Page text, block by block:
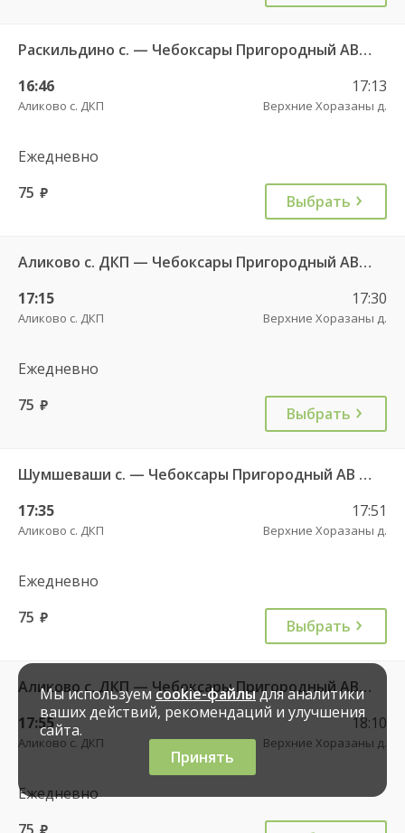
Раскильдино с. — Чебоксары Пригородный АВ ч/з Орбаши д. 728
16:46
Аликово с. ДКП
17:13
Верхние Хоразаны д.
Ежедневно
75 руб. Выбрать
Аликово с. ДКП — Чебоксары Пригородный АВ 520
17:15
Аликово с. ДКП
17:30
Верхние Хоразаны д.
Ежедневно
75 руб. Выбрать
Шумшеваши с. — Чебоксары Пригородный АВ 734
17:35
Аликово с. ДКП
17:51
Верхние Хоразаны д.
Ежедневно
75 руб. Выбрать
Аликово с. ДКП — Чебоксары Пригородный АВ 520
17:55
Аликово с. ДКП
18:10
Верхние Хоразаны д.
Ежедневно
руб.
Мы используемcookie-файлыдля аналитики
ваших действий, рекомендаций и улучшения
сайта.
Принять